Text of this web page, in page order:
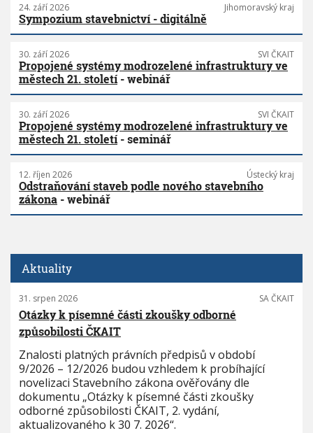
24. září 2026 Jihomoravský kraj
Sympozium stavebnictví - digitálně
30. září 2026 SVI ČKAIT
Propojené systémy modrozelené infrastruktury ve
městech 21. století - webinář
30. září 2026 SVI ČKAIT
Propojené systémy modrozelené infrastruktury ve
městech 21. století - seminář
12. říjen 2026 Ústecký kraj
Odstraňování staveb podle nového stavebního
zákona - webinář
Aktuality
31. srpen 2026 SA ČKAIT
Otázky k písemné části zkoušky odborné
způsobilosti ČKAIT
Znalosti platných právních předpisů v období
9/2026 – 12/2026 budou vzhledem k probíhající
novelizaci Stavebního zákona ověřovány dle
dokumentu „Otázky k písemné části zkoušky
odborné způsobilosti ČKAIT, 2. vydání,
aktualizovaného k 30 7. 2026“.